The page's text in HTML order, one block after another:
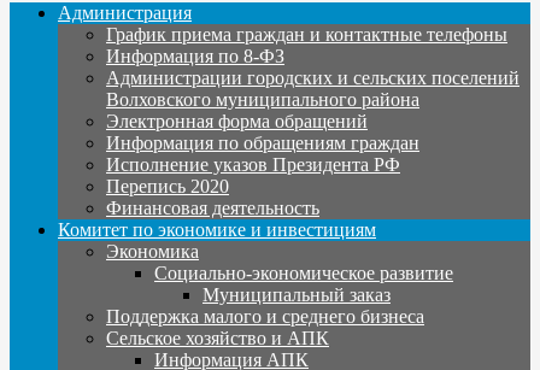
Администрация
График приема граждан и контактные телефоны
Информация по 8-ФЗ
Администрации городских и сельских поселений
Волховского муниципального района
Электронная форма обращений
Информация по обращениям граждан
Исполнение указов Президента РФ
Перепись 2020
Финансовая деятельность
Комитет по экономике и инвестициям
Экономика
Социально-экономическое развитие
Муниципальный заказ
Поддержка малого и среднего бизнеса
Сельское хозяйство и АПК
Информация АПК